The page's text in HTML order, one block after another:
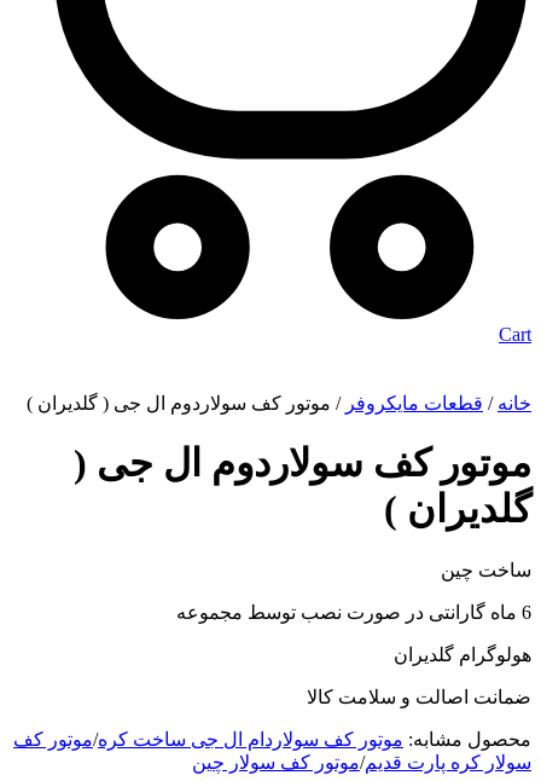
Cart
خانه / قطعات مایکروفر / موتور کف سولاردوم ال جی ( گلدیران )
موتور کف سولاردوم ال جی (
گلدیران )
ساخت چین
6 ماه گارانتی در صورت نصب توسط مجموعه
هولوگرام گلدیران
ضمانت اصالت و سلامت کالا
محصول مشابه: موتور کف سولاردام ال جی ساخت کره/موتور کف
سولار کره پارت قدیم/موتور کف سولار چین